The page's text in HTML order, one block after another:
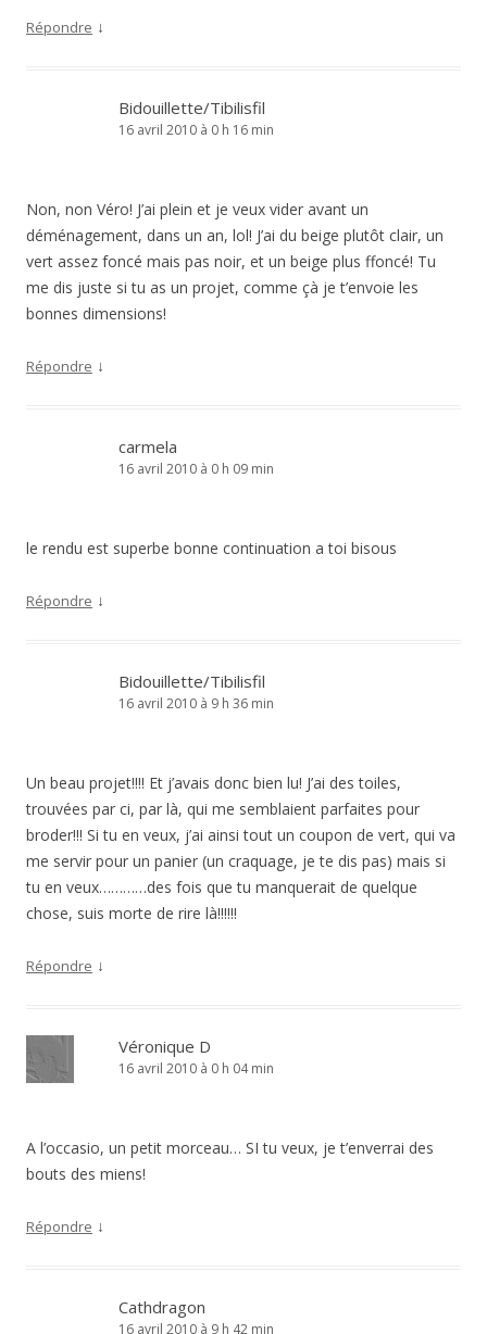
Répondre ↓
Bidouillette/Tibilisfil
16 avril 2010 à 0 h 16 min
Non, non Véro! J’ai plein et je veux vider avant un
déménagement, dans un an, lol! J’ai du beige plutôt clair, un
vert assez foncé mais pas noir, et un beige plus ffoncé! Tu
me dis juste si tu as un projet, comme çà je t’envoie les
bonnes dimensions!
Répondre ↓
carmela
16 avril 2010 à 0 h 09 min
le rendu est superbe bonne continuation a toi bisous
Répondre ↓
Bidouillette/Tibilisfil
16 avril 2010 à 9 h 36 min
Un beau projet!!!! Et j’avais donc bien lu! J’ai des toiles,
trouvées par ci, par là, qui me semblaient parfaites pour
broder!!! Si tu en veux, j’ai ainsi tout un coupon de vert, qui va
me servir pour un panier (un craquage, je te dis pas) mais si
tu en veux…………des fois que tu manquerait de quelque
chose, suis morte de rire là!!!!!!
Répondre ↓
Véronique D
16 avril 2010 à 0 h 04 min
A l’occasio, un petit morceau… SI tu veux, je t’enverrai des
bouts des miens!
Répondre ↓
Cathdragon
16 avril 2010 à 9 h 42 min